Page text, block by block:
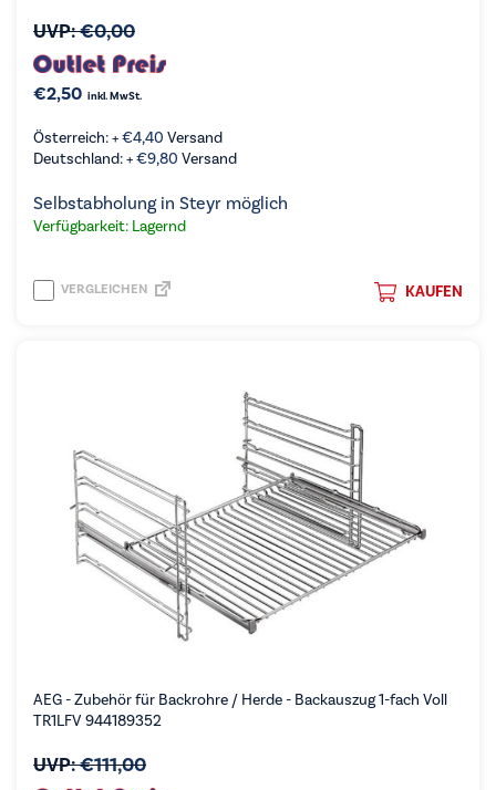
UVP:€0,00
€2,50 inkl. MwSt.
Österreich: +€4,40 Versand
Deutschland: +€9,80 Versand
Selbstabholung in Steyr möglich
Verfügbarkeit: Lagernd
KAUFEN
VERGLEICHEN
AEG - Zubehör für Backrohre / Herde - Backauszug 1-fach Voll
TR1LFV 944189352
UVP:€111,00